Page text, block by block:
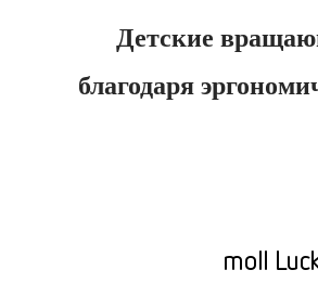
Детские
благодаря
moll